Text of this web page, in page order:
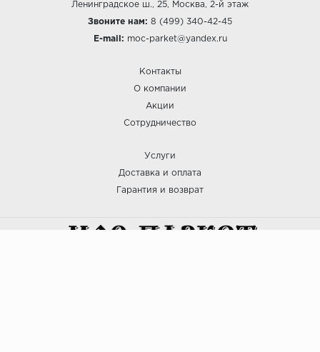
Ленинградское ш., 25, Москва, 2-й этаж
Звоните нам: 8 (499) 340-42-45
E-mail: moc-parket@yandex.ru
Контакты
О компании
Акции
Сотрудничество
Услуги
Доставка и оплата
Гарантия и возврат